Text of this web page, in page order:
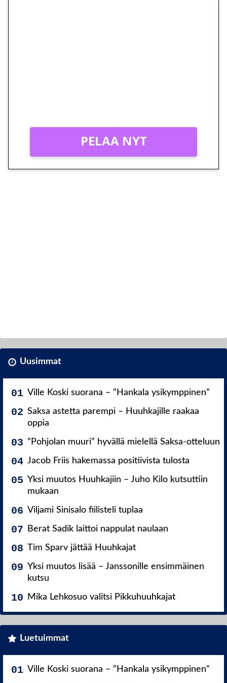
PELAA NYT
Uusimmat
Ville Koski suorana – ”Hankala ysikymppinen”
Saksa astetta parempi – Huuhkajille raakaa
oppia
”Pohjolan muuri” hyvällä mielellä Saksa-otteluun
Jacob Friis hakemassa positiivista tulosta
Yksi muutos Huuhkajiin – Juho Kilo kutsuttiin
mukaan
Viljami Sinisalo fiilisteli tuplaa
Berat Sadik laittoi nappulat naulaan
Tim Sparv jättää Huuhkajat
Yksi muutos lisää – Janssonille ensimmäinen
kutsu
Mika Lehkosuo valitsi Pikkuhuuhkajat
Luetuimmat
Ville Koski suorana – ”Hankala ysikymppinen”